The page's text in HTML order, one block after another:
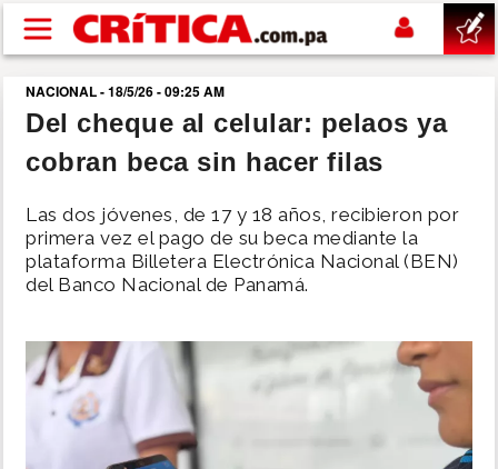
Pasar al contenido principal
buscar
SUCESOS
NACIONAL
POLÍTICA
SHOW
DEPORTES
NACIONAL - 18/5/26 - 09:25 AM
Del cheque al celular: pelaos ya
cobran beca sin hacer filas
Las dos jóvenes, de 17 y 18 años, recibieron por
primera vez el pago de su beca mediante la
plataforma Billetera Electrónica Nacional (BEN)
del Banco Nacional de Panamá.